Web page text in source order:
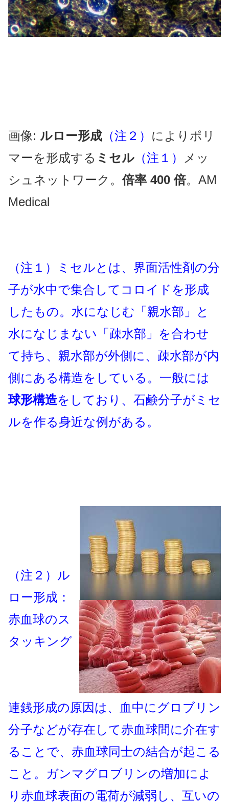
画像: ルロー形成 （注２） によりポリ
マーを形成する ミセル （注１）
メッ
シュネットワーク。倍率 400 倍。AM
Medical
（注１）ミセルとは、界面活性剤の分
子が水中で集合してコロイドを形成
したもの。水になじむ「親水部」と
水になじまない「疎水部」を合わせ
て持ち、親水部が外側に、疎水部が内
側にある構造をしている。一般には
球形構造をしており、石鹸分子がミセ
ルを作る身近な例がある。
（注２）ル
ロー形成：
赤血球のス
タッキング
連銭形成の原因は、血中にグロブリン
分子などが存在して赤血球間に介在す
ることで、赤血球同士の結合が起こる
こと。ガンマグロブリンの増加によ
り赤血球表面の電荷が減弱し、互いの